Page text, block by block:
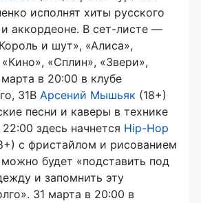
исполнят хиты русского
и аккордеоне. В сет-листе —
и шут», «Алиса»,
«Сплин», «Звери»,
в 20:00 в клубе
31В Арсений Мышьяк (18+)
песни и каверы в технике
здесь начнется Hip-Hop
с фристайлом и рисованием
будет «подставить под
и запомнить эту
31 марта в 20:00 в